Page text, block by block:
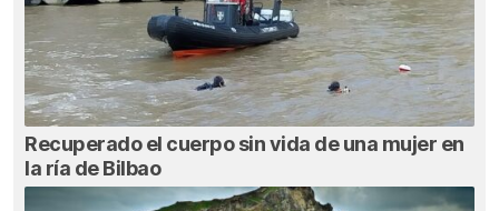
Recuperado el cuerpo sin vida de una mujer en
la ría de Bilbao